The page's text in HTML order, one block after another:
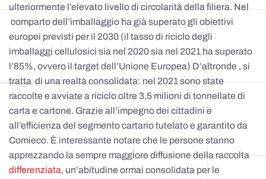
ulteriormente l’elevato livello di circolarità della filiera. Nel
comparto dell’imballaggio ha già superato gli obiettivi
europei previsti per il 2030 (il tasso di riciclo degli
imballaggi cellulosici sia nel 2020 sia nel 2021 ha superato
l’85%, ovvero il target dell’Unione Europea) D’altronde , si
tratta di una realtà consolidata: nel 2021 sono state
raccolte e avviate a riciclo oltre 3,5 milioni di tonnellate di
carta e cartone. Grazie all’impegno dei cittadini e
all’efficienza del segmento cartario tutelato e garantito da
Comieco. È interessante notare che le persone stanno
apprezzando la sempre maggiore diffusione della raccolta
differenziata, un’abitudine ormai consolidata per le